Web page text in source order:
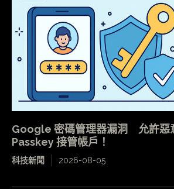
Google 密碼管理器漏洞 允許惡
Passkey 接管帳戶！
科技新聞 2026-08-05